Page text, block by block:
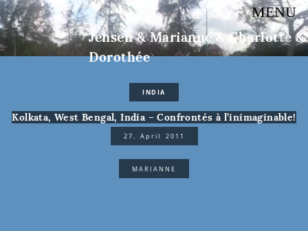
Jensen & Marianne & Charlotte &
Dorothée
MENU
INDIA
Kolkata, West Bengal, India – Confrontés à l’inimaginable!
27. April 2011
MARIANNE